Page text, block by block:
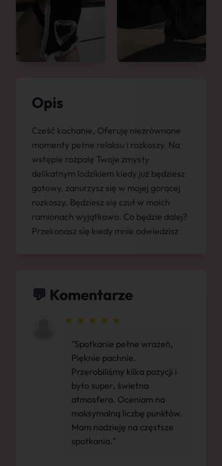
Opis
Cześć kochanie, Oferuję niezrównane
momenty pełne relaksu i rozkoszy. Na
wstępie rozpalę Twoje zmysły
delikatnym lodzikiem kiedy już będziesz
gotowy, zanurzysz się w mojej gorącej
rozkoszy. Będziesz się czuł w moich
ramionach wyjątkowo. Co będzie dalej?
Przekonasz się kiedy mnie odwiedzisz
💬 Komentarze
"Spotkanie pełne wrażeń,
Pięknie pachnie.
Przerobiliśmy kilka pozycji i
było super, świetna
atmosfera. Oceniam na
maksymalną liczbę punktów.
Mam nadzieję na częstsze
spotkania."